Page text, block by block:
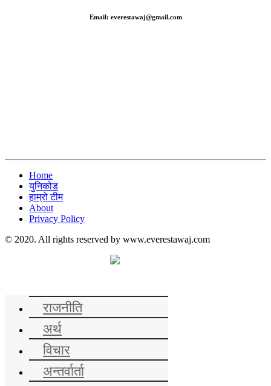
Email: everestawaj@gmail.com
Home
युनिकोड
हाम्रो टीम
About
Privacy Policy
© 2020. All rights reserved by www.everestawaj.com
राजनीति
अर्थ
विचार
अन्तर्वार्ता